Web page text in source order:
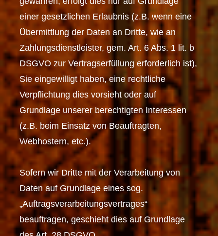
einer gesetzlichen Erlaubnis (z.B. wenn eine
Übermittlung der Daten an Dritte, wie an
Zahlungsdienstleister, gem. Art. 6 Abs. 1 lit. b
DSGVO zur Vertragserfüllung erforderlich ist),
Sie eingewilligt haben, eine rechtliche
Verpflichtung dies vorsieht oder auf
Grundlage unserer berechtigten Interessen
(z.B. beim Einsatz von Beauftragten,
Webhostern, etc.).
Sofern wir Dritte mit der Verarbeitung von
Daten auf Grundlage eines sog.
„Auftragsverarbeitungsvertrages“
beauftragen, geschieht dies auf Grundlage